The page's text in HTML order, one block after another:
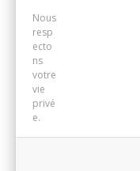
Nous
resp
ecto
ns
votre
vie
privé
e.